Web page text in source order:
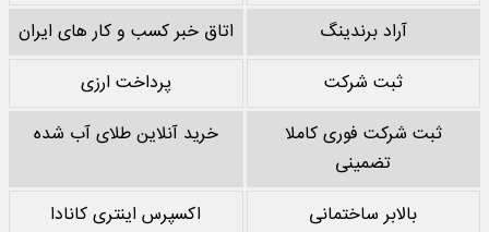
آراد برندینگ
اتاق خبر کسب و کار های ایران
ثبت شرکت
پرداخت ارزی
ثبت شرکت فوری کاملا
تضمینی
خرید آنلاین طلای آب شده
بالابر ساختمانی
اکسپرس اینتری کانادا